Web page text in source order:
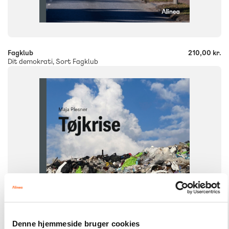
Denne hjemmeside bruger cookies
+
Fagklub
Dit demokrati, Sort Fagklub
210,00 kr.
8. klasse 9. klasse 10. klasse
FORMAT
Flergangsbog
9788723579782